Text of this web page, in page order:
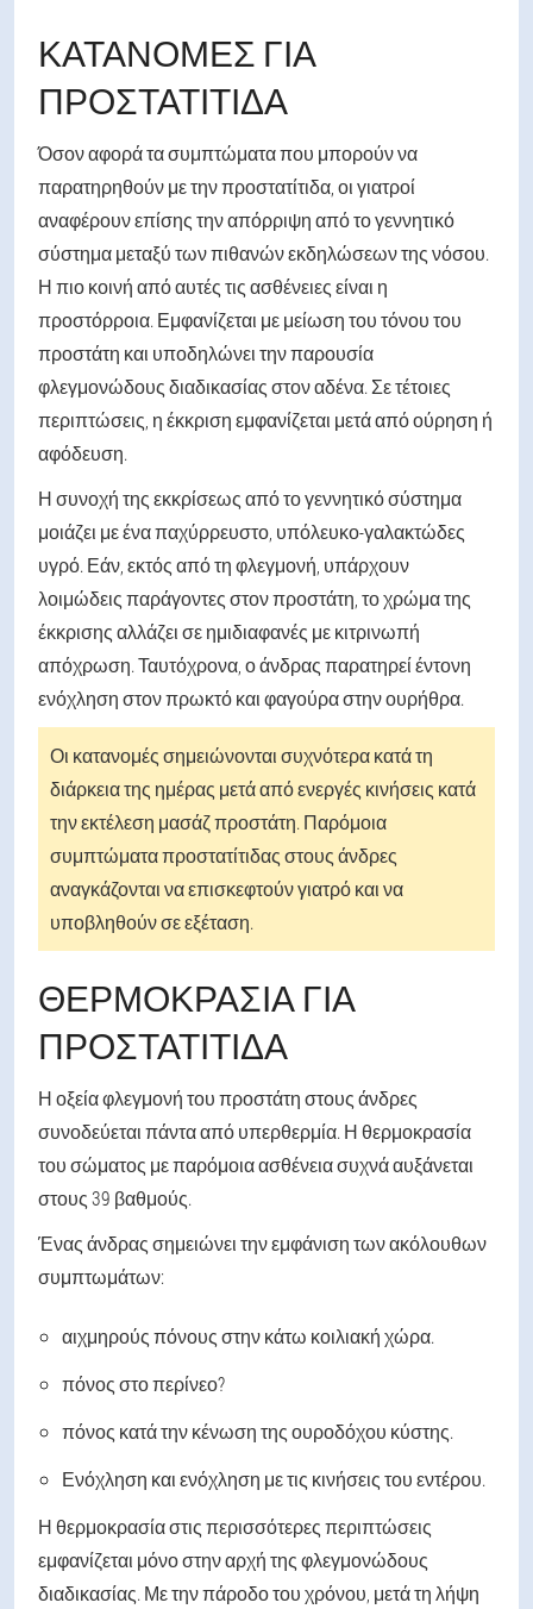
ΚΑΤΑΝΟΜΈΣ ΓΙΑ
ΠΡΟΣΤΑΤΊΤΙΔΑ
Όσον αφορά τα συμπτώματα που μπορούν να
παρατηρηθούν με την προστατίτιδα, οι γιατροί
αναφέρουν επίσης την απόρριψη από το γεννητικό
σύστημα μεταξύ των πιθανών εκδηλώσεων της νόσου.
Η πιο κοινή από αυτές τις ασθένειες είναι η
προστόρροια. Εμφανίζεται με μείωση του τόνου του
προστάτη και υποδηλώνει την παρουσία
φλεγμονώδους διαδικασίας στον αδένα. Σε τέτοιες
περιπτώσεις, η έκκριση εμφανίζεται μετά από ούρηση ή
αφόδευση.
Η συνοχή της εκκρίσεως από το γεννητικό σύστημα
μοιάζει με ένα παχύρρευστο, υπόλευκο-γαλακτώδες
υγρό. Εάν, εκτός από τη φλεγμονή, υπάρχουν
λοιμώδεις παράγοντες στον προστάτη, το χρώμα της
έκκρισης αλλάζει σε ημιδιαφανές με κιτρινωπή
απόχρωση. Ταυτόχρονα, ο άνδρας παρατηρεί έντονη
ενόχληση στον πρωκτό και φαγούρα στην ουρήθρα.
Οι κατανομές σημειώνονται συχνότερα κατά τη
διάρκεια της ημέρας μετά από ενεργές κινήσεις κατά
την εκτέλεση μασάζ προστάτη. Παρόμοια
συμπτώματα προστατίτιδας στους άνδρες
αναγκάζονται να επισκεφτούν γιατρό και να
υποβληθούν σε εξέταση.
ΘΕΡΜΟΚΡΑΣΊΑ ΓΙΑ
ΠΡΟΣΤΑΤΊΤΙΔΑ
Η οξεία φλεγμονή του προστάτη στους άνδρες
συνοδεύεται πάντα από υπερθερμία. Η θερμοκρασία
του σώματος με παρόμοια ασθένεια συχνά αυξάνεται
στους 39 βαθμούς.
Ένας άνδρας σημειώνει την εμφάνιση των ακόλουθων
συμπτωμάτων:
αιχμηρούς πόνους στην κάτω κοιλιακή χώρα.
πόνος στο περίνεο?
πόνος κατά την κένωση της ουροδόχου κύστης.
Ενόχληση και ενόχληση με τις κινήσεις του εντέρου.
Η θερμοκρασία στις περισσότερες περιπτώσεις
εμφανίζεται μόνο στην αρχή της φλεγμονώδους
διαδικασίας. Με την πάροδο του χρόνου, μετά τη λήψη